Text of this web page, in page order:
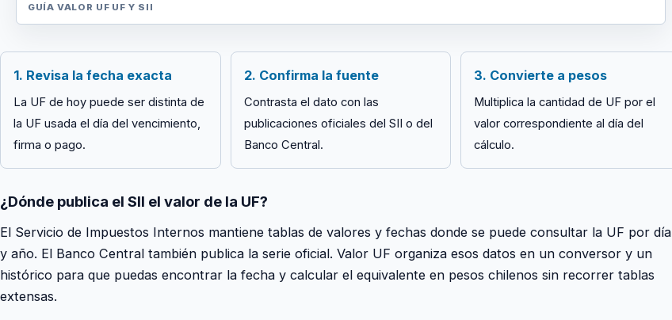
GUÍA VALOR UF UF Y SII
1. Revisa la fecha exacta
La UF de hoy puede ser distinta de
la UF usada el día del vencimiento,
firma o pago.
2. Confirma la fuente
Contrasta el dato con las
publicaciones oficiales del SII o del
Banco Central.
3. Convierte a pesos
Multiplica la cantidad de UF por el
valor correspondiente al día del
cálculo.
¿Dónde publica el SII el valor de la UF?
El Servicio de Impuestos Internos mantiene tablas de valores y fechas donde se puede consultar la UF por día
y año. El Banco Central también publica la serie oficial. Valor UF organiza esos datos en un conversor y un
histórico para que puedas encontrar la fecha y calcular el equivalente en pesos chilenos sin recorrer tablas
extensas.